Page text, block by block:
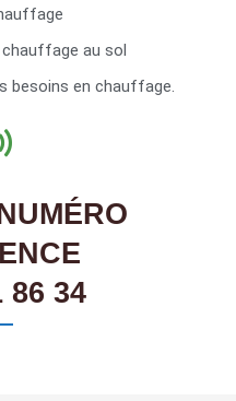
au sol
besoins en chauffage.
86 34